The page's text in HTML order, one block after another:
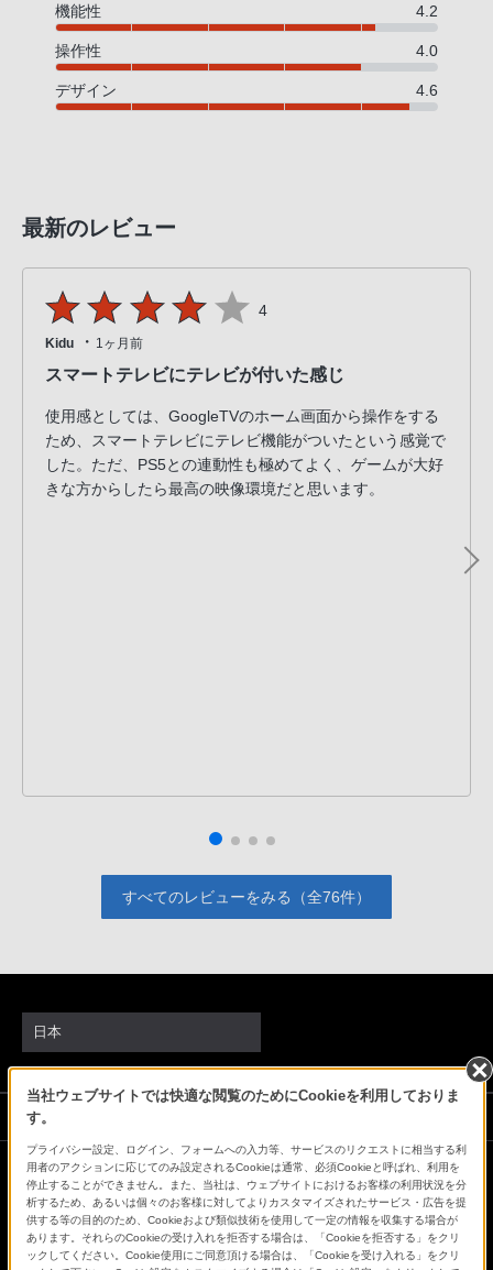
機能性 4.2
操作性 4.0
デザイン 4.6
最新のレビュー
4
Kidu ・ 1ヶ月前
スマートテレビにテレビが付いた感じ
使用感としては、GoogleTVのホーム画面から操作をする
ため、スマートテレビにテレビ機能がついたという感覚で
した。ただ、PS5との連動性も極めてよく、ゲームが大好
きな方からしたら最高の映像環境だと思います。
すべてのレビューをみる（全76件）
当社ウェブサイトでは快適な閲覧のためにCookieを利用しておりま
す。
プライバシー設定、ログイン、フォームへの入力等、サービスのリクエストに相当する利
用者のアクションに応じてのみ設定されるCookieは通常、必須Cookieと呼ばれ、利用を
停止することができません。また、当社は、ウェブサイトにおけるお客様の利用状況を分
析するため、あるいは個々のお客様に対してよりカスタマイズされたサービス・広告を提
供する等の目的のため、Cookieおよび類似技術を使用して一定の情報を収集する場合が
あります。それらのCookieの受け入れを拒否する場合は、「Cookieを拒否する」をクリ
ックしてください。Cookie使用にご同意頂ける場合は、「Cookieを受け入れる」をクリ
日本
ソニーストアでのお買い物にあたって
会社情報 採用情報 特約店のご案内
ニュースリリース
環境情報
My Sony 利用規約